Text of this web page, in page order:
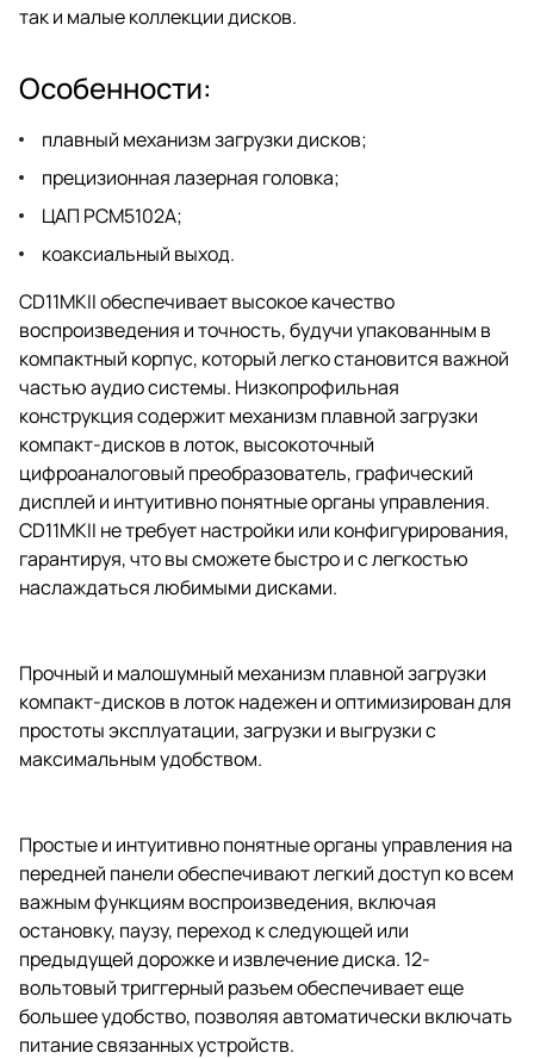
так и малые коллекции дисков.
Особенности:
плавный механизм загрузки дисков;
прецизионная лазерная головка;
ЦАП PCM5102A;
коаксиальный выход.
CD11MKII обеспечивает высокое качество
воспроизведения и точность, будучи упакованным в
компактный корпус, который легко становится важной
частью аудио системы. Низкопрофильная
конструкция содержит механизм плавной загрузки
компакт-дисков в лоток, высокоточный
цифроаналоговый преобразователь, графический
дисплей и интуитивно понятные органы управления.
CD11MKII не требует настройки или конфигурирования,
гарантируя, что вы сможете быстро и с легкостью
наслаждаться любимыми дисками.
Прочный и малошумный механизм плавной загрузки
компакт-дисков в лоток надежен и оптимизирован для
простоты эксплуатации, загрузки и выгрузки с
максимальным удобством.
Простые и интуитивно понятные органы управления на
передней панели обеспечивают легкий доступ ко всем
важным функциям воспроизведения, включая
остановку, паузу, переход к следующей или
предыдущей дорожке и извлечение диска. 12-
вольтовый триггерный разъем обеспечивает еще
большее удобство, позволяя автоматически включать
питание связанных устройств.